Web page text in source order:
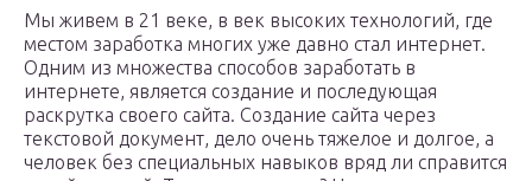
Мы живем в 21 веке, в век высоких технологий, где
местом заработка многих уже давно стал интернет.
Одним из множества способов заработать в
интернете, является создание и последующая
раскрутка своего сайта. Создание сайта через
текстовой документ, дело очень тяжелое и долгое, а
человек без специальных навыков вряд ли справится